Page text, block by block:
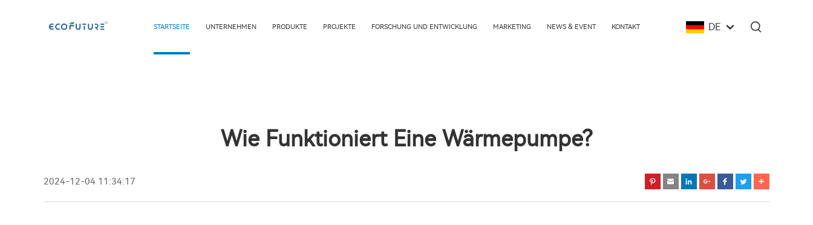
STARTSEITE UNTERNEHMEN PRODUKTE PROJEKTE FORSCHUNG UND ENTWICKLUNG MARKETING NEWS & EVENT KONTAKT DE
Wie Funktioniert Eine Wärmepumpe?
2024-12-04 11:34:17